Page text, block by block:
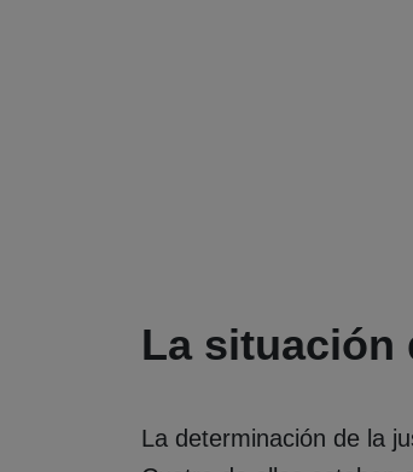
La situación
La determinación de la